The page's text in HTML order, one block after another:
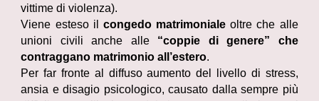
vittime di violenza).
Viene esteso il congedo matrimonialeoltre che alle
unioni civili anche alle “coppie di genere” che
contraggano matrimonio all’estero.
Per far fronte al diffuso aumento del livello di stress,
ansia e disagio psicologico, causato dalla sempre più